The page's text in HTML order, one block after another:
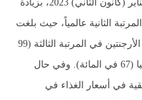
الفترة بين أكتوبر (تشرين الأول) 2022 ويناير (كانون الثاني) 2023، بزيادة
في المرتبة الثانية عالمياً، حيث بلغت
زيادة أسعار الغذاء 139 في المائة. وتأتي الأرجنتين في المرتبة الثالثة (99
في المائة) ثم إيران (73 في المائة) فتركيا (67 في المائة). وفي حال
في أسعار الغذاء في